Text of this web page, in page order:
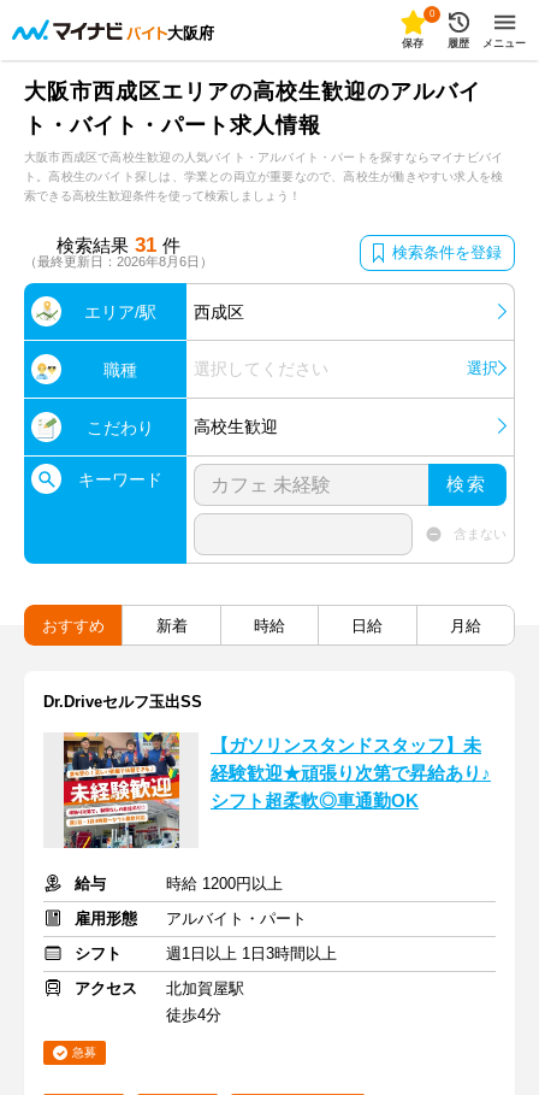
大阪府
0
保存 履歴 メニュー
大阪市西成区エリアの高校生歓迎のアルバイ
ト・バイト・パート求人情報
大阪市西成区で高校生歓迎の人気バイト・アルバイト・パートを探すならマイナビバイ
ト。高校生のバイト探しは、学業との両立が重要なので、高校生が働きやすい求人を検
索できる高校生歓迎条件を使って検索しましょう！
検索結果 31 件
（最終更新日：2026年8月6日） 検索条件を登録
エリア/駅 西成区
職種 選択してください 選択
こだわり 高校生歓迎
キーワード 検索
含まない
おすすめ 新着 時給 日給 月給
Dr.Driveセルフ玉出SS
【ガソリンスタンドスタッフ】未
経験歓迎★頑張り次第で昇給あり♪
シフト超柔軟◎車通勤OK
給与
時給 1200円以上
雇用形態
アルバイト・パート
シフト
週1日以上 1日3時間以上
アクセス
北加賀屋駅
徒歩4分
急募